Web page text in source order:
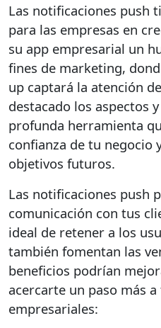
Las notificaciones push
para las empresas en
su app empresarial un
fines de marketing,
up captará la atención
destacado los aspectos
profunda herramienta
confianza de tu negocio
objetivos futuros.
Las notificaciones push
comunicación con tus
ideal de retener a los
también fomentan las
beneficios podrían
acercarte un paso más
empresariales: